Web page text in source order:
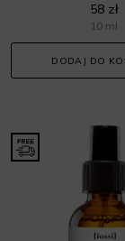
58 zł
10 ml
DODAJ DO